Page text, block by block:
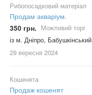
Рибопосадковий матеріал
Продам акваріум.
350 грн. Можливий торг
із м. Дніпро, Бабушкінський
29 вересня 2024
Кошенята
Продаж кошенят